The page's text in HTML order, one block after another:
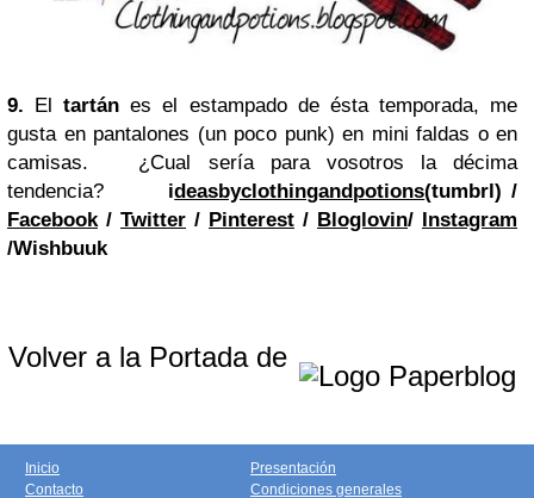
9. Eltartán es el estampado de ésta temporada, me
gusta en pantalones (un poco punk) en mini faldas o en
camisas.
¿Cual sería para vosotros la décima
tendencia?
ideasbyclothingandpotions(tumbrl) /
Facebook / Twitter / Pinterest / Bloglovin/ Instagram
/Wishbuuk
Volver a la Portada de
Inicio
Contacto
Presentación
Condiciones generales